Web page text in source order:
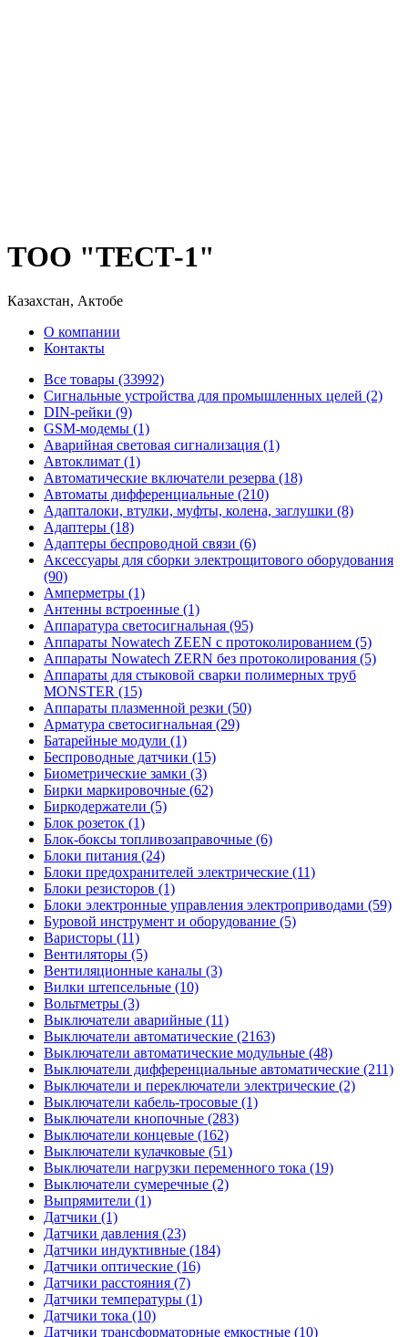
ТОО "ТЕСТ-1"
Казахстан, Актобе
О компании
Контакты
Все товары (33992)
Cигнальные устройства для промышленных целей (2)
DIN-рейки (9)
GSM-модемы (1)
Аварийная световая сигнализация (1)
Автоклимат (1)
Автоматические включатели резерва (18)
Автоматы дифференциальные (210)
Адапталоки, втулки, муфты, колена, заглушки (8)
Адаптеры (18)
Адаптеры беспроводной связи (6)
Аксессуары для сборки электрощитового оборудования
(90)
Амперметры (1)
Антенны встроенные (1)
Аппаратура светосигнальная (95)
Аппараты Nowatech ZEEN c протоколированием (5)
Аппараты Nowatech ZERN без протоколирования (5)
Аппараты для стыковой сварки полимерных труб
MONSTER (15)
Аппараты плазменной резки (50)
Арматура светосигнальная (29)
Батарейные модули (1)
Беспроводные датчики (15)
Биометрические замки (3)
Бирки маркировочные (62)
Биркодержатели (5)
Блок розеток (1)
Блок-боксы топливозаправочные (6)
Блоки питания (24)
Блоки предохранителей электрические (11)
Блоки резисторов (1)
Блоки электронные управления электроприводами (59)
Буровой инструмент и оборудование (5)
Варисторы (11)
Вентиляторы (5)
Вентиляционные каналы (3)
Вилки штепсельные (10)
Вольтметры (3)
Выключатели аварийные (11)
Выключатели автоматические (2163)
Выключатели автоматические модульные (48)
Выключатели дифференциальные автоматические (211)
Выключатели и переключатели электрические (2)
Выключатели кабель-тросовые (1)
Выключатели кнопочные (283)
Выключатели концевые (162)
Выключатели кулачковые (51)
Выключатели нагрузки переменного тока (19)
Выключатели сумеречные (2)
Выпрямители (1)
Датчики (1)
Датчики давления (23)
Датчики индуктивные (184)
Датчики оптические (16)
Датчики расстояния (7)
Датчики температуры (1)
Датчики тока (10)
Датчики трансформаторные емкостные (10)